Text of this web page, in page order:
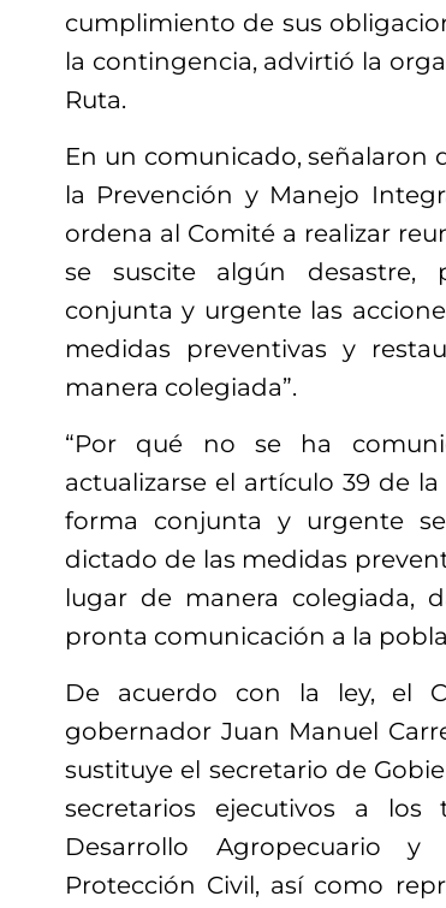
cumplimiento de sus
la contingencia, advirtió la
Ruta.
En un comunicado, señalaron
la Prevención y Manejo
ordena al Comité a realizar
se suscite algún desastre,
conjunta y urgente las
medidas preventivas y
manera colegiada”.
“Por qué no se ha
actualizarse el artículo 39 de
forma conjunta y urgente
dictado de las medidas
lugar de manera colegiada,
pronta comunicación a la
De acuerdo con la ley, el
gobernador Juan Manuel
sustituye el secretario de
secretarios ejecutivos a
Desarrollo Agropecuario
Protección Civil, así como